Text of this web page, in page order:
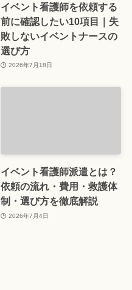
イベント看護師を依頼する
前に確認したい10項目｜失
敗しないイベントナースの
選び方
2026年7月18日
イベント看護師派遣とは？
依頼の流れ・費用・救護体
制・選び方を徹底解説
2026年7月4日